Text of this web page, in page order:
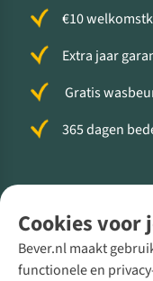
Cookies
Bever.nl maakt
functionele en
€10
Extra jaar
Gratis
365 dagen